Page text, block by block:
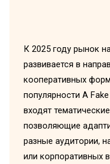
К 2025 году рынок
развивается в
кооперативных
популярности A
входят
позволяющие
разные аудитории,
или корпоративных